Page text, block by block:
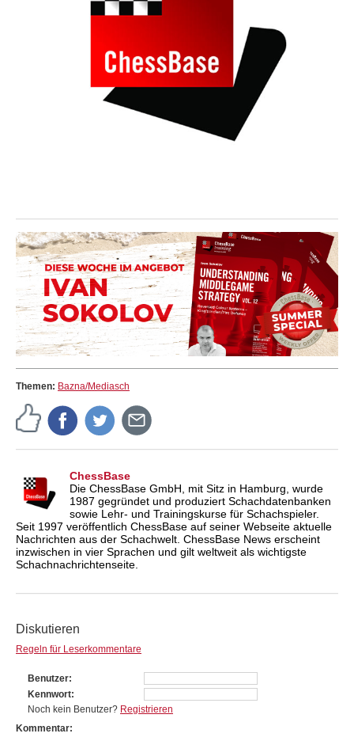
Themen: Bazna/Mediasch
ChessBase
Die ChessBase GmbH, mit Sitz in Hamburg, wurde
1987 gegründet und produziert Schachdatenbanken
sowie Lehr- und Trainingskurse für Schachspieler.
Seit 1997 veröffentlich ChessBase auf seiner Webseite aktuelle
Nachrichten aus der Schachwelt. ChessBase News erscheint
inzwischen in vier Sprachen und gilt weltweit als wichtigste
Schachnachrichtenseite.
Diskutieren
Regeln für Leserkommentare
Benutzer
Kennwort
Noch kein Benutzer? Registrieren
Kommentar